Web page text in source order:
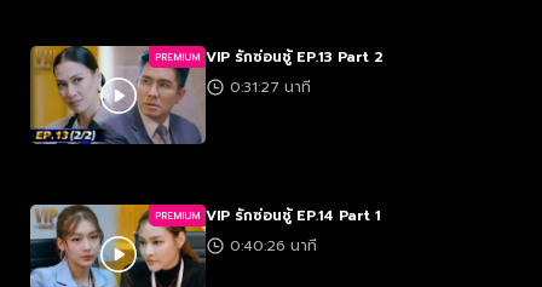
PREMIUM VIP รักซ่อนชู้ EP.13 Part 2
0:31:27 นาที
PREMIUM VIP รักซ่อนชู้ EP.14 Part 1
0:40:26 นาที